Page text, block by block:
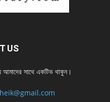
US
আমাদের সাথে একটিভ থাকুন।